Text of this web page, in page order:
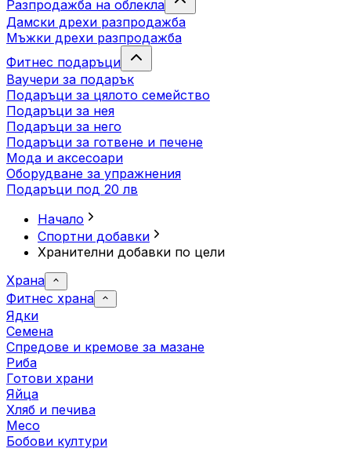
Разпродажба на облекла
Дамски дрехи разпродажба
Мъжки дрехи разпродажба
Фитнес подаръци
Ваучери за подарък
Подаръци за цялото семейство
Подаръци за нея
Подаръци за него
Подаръци за готвене и печене
Мода и аксесоари
Оборудване за упражнения
Подаръци под 20 лв
Начало
Спортни добавки
Хранителни добавки по цели
Храна
Фитнес храна
Ядки
Семена
Спредове и кремове за мазане
Риба
Готови храни
Яйца
Хляб и печива
Месо
Бобови култури